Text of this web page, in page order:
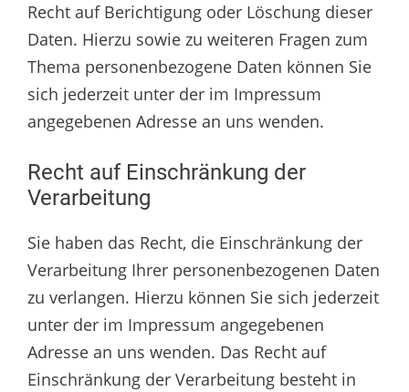
Recht auf Berichtigung oder Löschung dieser
Daten. Hierzu sowie zu weiteren Fragen zum
Thema personenbezogene Daten können Sie
sich jederzeit unter der im Impressum
angegebenen Adresse an uns wenden.
Recht auf Einschränkung der
Verarbeitung
Sie haben das Recht, die Einschränkung der
Verarbeitung Ihrer personenbezogenen Daten
zu verlangen. Hierzu können Sie sich jederzeit
unter der im Impressum angegebenen
Adresse an uns wenden. Das Recht auf
Einschränkung der Verarbeitung besteht in